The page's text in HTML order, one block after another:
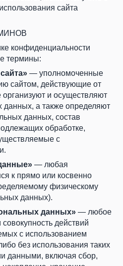
сайта
конфиденциальности
термины:
— уполномоченные
сайтом, действующие от
и осуществляют
данных, а также определяют
данных, состав
обработке,
с
— любая
к прямо или косвенно
физическому
данных).
данных» — любое
действий
с использованием
без использования таких
данными, включая сбор,